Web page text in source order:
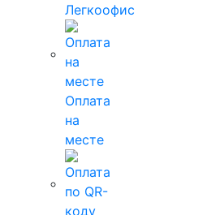
Легкоофис
Оплата
на
месте